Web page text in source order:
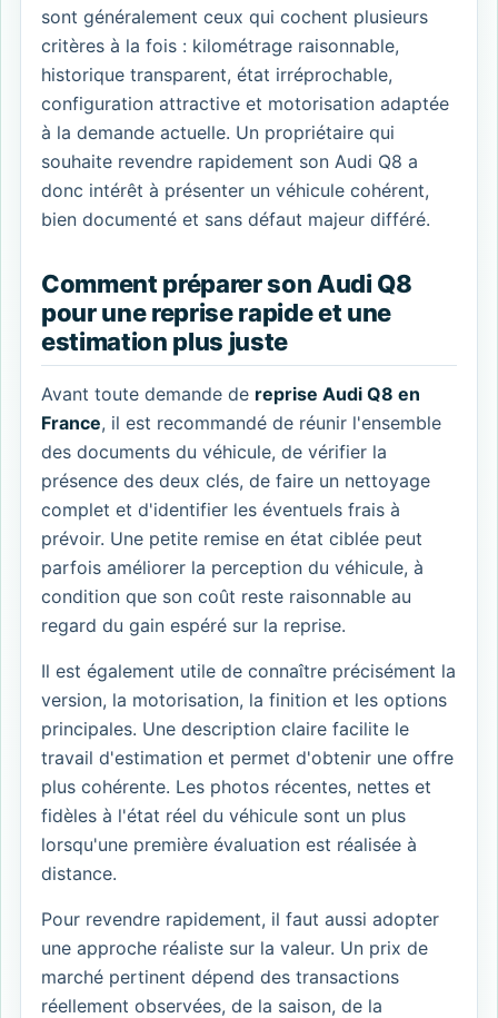
sont généralement ceux qui cochent plusieurs
critères à la fois : kilométrage raisonnable,
historique transparent, état irréprochable,
configuration attractive et motorisation adaptée
à la demande actuelle. Un propriétaire qui
souhaite revendre rapidement son Audi Q8 a
donc intérêt à présenter un véhicule cohérent,
bien documenté et sans défaut majeur différé.
Comment préparer son Audi Q8
pour une reprise rapide et une
estimation plus juste
Avant toute demande de reprise Audi Q8 en
France, il est recommandé de réunir l'ensemble
des documents du véhicule, de vérifier la
présence des deux clés, de faire un nettoyage
complet et d'identifier les éventuels frais à
prévoir. Une petite remise en état ciblée peut
parfois améliorer la perception du véhicule, à
condition que son coût reste raisonnable au
regard du gain espéré sur la reprise.
Il est également utile de connaître précisément la
version, la motorisation, la finition et les options
principales. Une description claire facilite le
travail d'estimation et permet d'obtenir une offre
plus cohérente. Les photos récentes, nettes et
fidèles à l'état réel du véhicule sont un plus
lorsqu'une première évaluation est réalisée à
distance.
Pour revendre rapidement, il faut aussi adopter
une approche réaliste sur la valeur. Un prix de
marché pertinent dépend des transactions
réellement observées, de la saison, de la